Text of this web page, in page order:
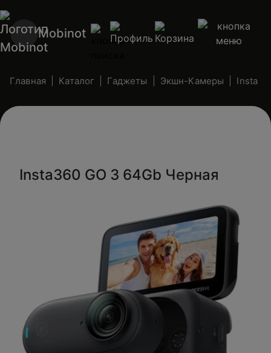
Mobinot
Главная Каталог Гаджеты Экшн-Камеры Insta
Insta360 GO 3 64Gb Черная